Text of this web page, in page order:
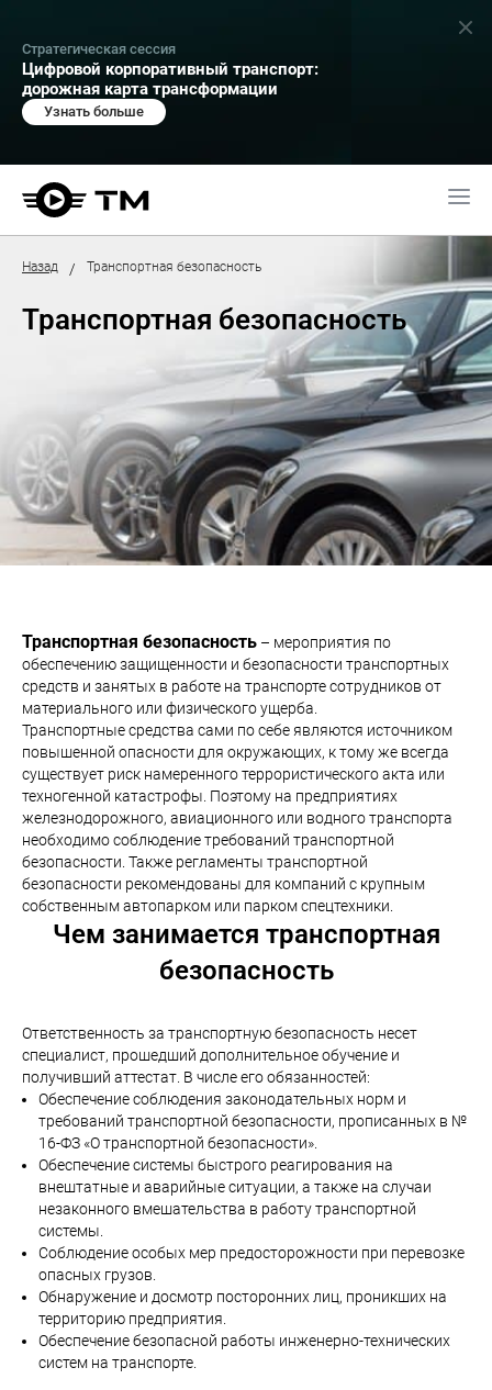
Стратегическая сессия
Цифровой корпоративный транспорт:
дорожная карта трансформации
Узнать больше
Назад / Транспортная безопасность
Транспортная безопасность
Транспортная безопасность – мероприятия по
обеспечению защищенности и безопасности транспортных
средств и занятых в работе на транспорте сотрудников от
материального или физического ущерба.
Транспортные средства сами по себе являются источником
повышенной опасности для окружающих, к тому же всегда
существует риск намеренного террористического акта или
техногенной катастрофы. Поэтому на предприятиях
железнодорожного, авиационного или водного транспорта
необходимо соблюдение требований транспортной
безопасности. Также регламенты транспортной
безопасности рекомендованы для компаний с крупным
собственным автопарком или парком спецтехники.
Чем занимается транспортная
безопасность
Ответственность за транспортную безопасность несет
специалист, прошедший дополнительное обучение и
получивший аттестат. В числе его обязанностей:
Обеспечение соблюдения законодательных норм и
требований транспортной безопасности, прописанных в №
16-ФЗ «О транспортной безопасности».
Обеспечение системы быстрого реагирования на
внештатные и аварийные ситуации, а также на случаи
незаконного вмешательства в работу транспортной
системы.
Соблюдение особых мер предосторожности при перевозке
опасных грузов.
Обнаружение и досмотр посторонних лиц, проникших на
территорию предприятия.
Обеспечение безопасной работы инженерно-технических
систем на транспорте.